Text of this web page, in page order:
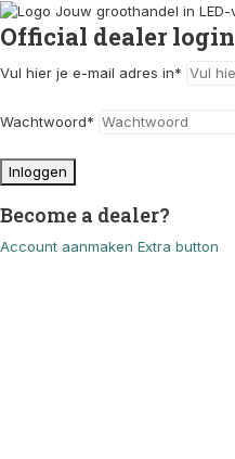
Official dealer login
Vul hier je e-mail adres in*
Wachtwoord*
Inloggen
Become a dealer?
Account aanmaken Extra button